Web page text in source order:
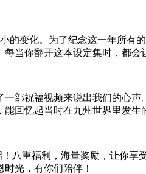
的变化。为了纪念这一年所
当你翻开这本设定集时，都会
部祝福视频来说出我们的心
回忆起当时在九州世界里发生
八重福利，海量奖励，让你
光，有你们陪伴！